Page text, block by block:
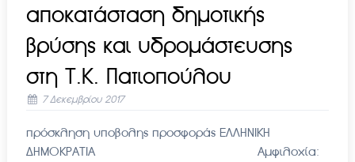
αποκατάσταση δημοτικής
βρύσης και υδρομάστευσης
στη Τ.Κ. Πατιοπούλου
7 Δεκεμβρίου 2017
πρόσκληση υποβολης προσφοράς ΕΛΛΗΝΙΚΗ
ΔΗΜΟΚΡΑΤΙΑ Αμφιλοχία: